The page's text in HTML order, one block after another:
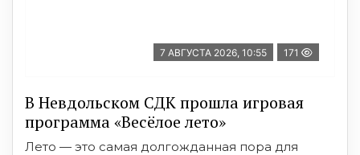
7 АВГУСТА 2026, 10:55 171
В Невдольском СДК прошла игровая
программа «Весёлое лето»
Лето — это самая долгожданная пора для